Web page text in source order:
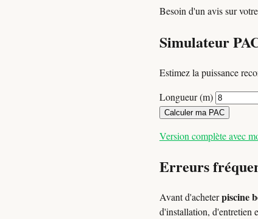
Besoin d'un avis sur
Simulateur
Estimez la puissance
Longueur (m)
Calculer ma PAC
Version complète avec
Erreurs
Avant d'acheterpiscine
d'installation, d'entretien